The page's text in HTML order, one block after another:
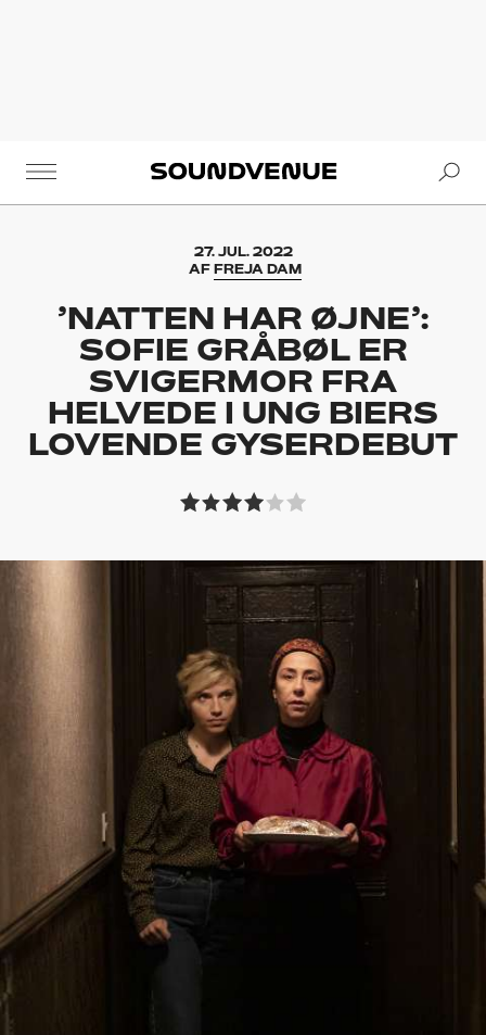
Soundvenue
27. JUL. 2022
AF FREJA DAM
’NATTEN HAR ØJNE’:
SOFIE GRÅBØL ER
SVIGERMOR FRA
HELVEDE I UNG BIERS
LOVENDE GYSERDEBUT